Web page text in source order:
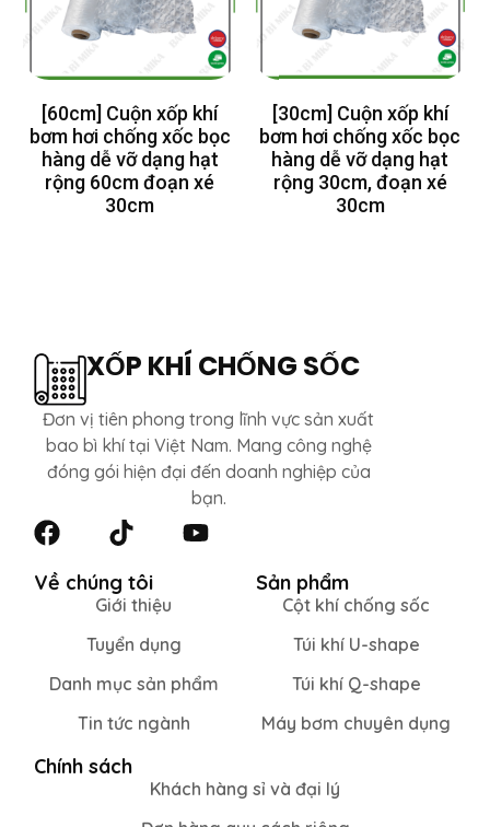
[60cm] Cuộn xốp khí
bơm hơi chống xốc bọc
hàng dễ vỡ dạng hạt
rộng 60cm đoạn xé
30cm
[30cm] Cuộn xốp khí
bơm hơi chống xốc bọc
hàng dễ vỡ dạng hạt
rộng 30cm, đoạn xé
30cm
XỐP KHÍ CHỐNG SỐC
Đơn vị tiên phong trong lĩnh vực sản xuất
bao bì khí tại Việt Nam. Mang công nghệ
đóng gói hiện đại đến doanh nghiệp của
bạn.
Về chúng tôi
Giới thiệu
Tuyển dụng
Danh mục sản phẩm
Tin tức ngành
Sản phẩm
Cột khí chống sốc
Túi khí U-shape
Túi khí Q-shape
Máy bơm chuyên dụng
Chính sách
Khách hàng sỉ và đại lý